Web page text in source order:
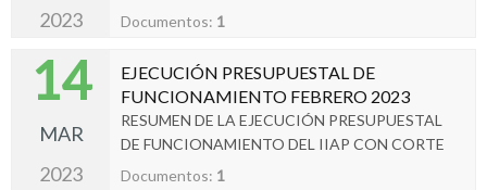
2023
FEBRERO
Documentos: 1
14
MAR
2023
EJECUCIÓN PRESUPUESTAL DE
FUNCIONAMIENTO FEBRERO 2023
RESUMEN DE LA EJECUCIÓN PRESUPUESTAL
DE FUNCIONAMIENTO DEL IIAP CON CORTE
A 28 DE FEBRERO 2023
Documentos: 1